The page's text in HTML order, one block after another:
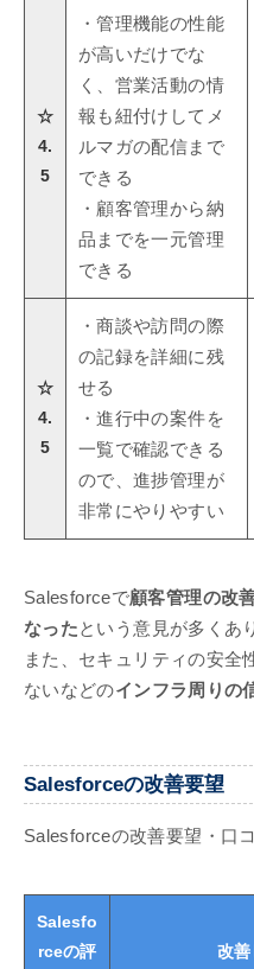
☆
4.
5
・管理機能の性能
が高いだけでな
く、営業活動の情
報も紐付けしてメ
ルマガの配信まで
できる
・顧客管理から納
品までを一元管理
できる
☆
4.
5
・商談や訪問の際
の記録を詳細に残
せる
・進行中の案件を
一覧で確認できる
ので、進捗管理が
非常にやりやすい
Salesforceで顧客管理の改
なったという意見が多くあ
また、セキュリティの安全
ないなどのインフラ周りの
Salesforceの改善要望
Salesforceの改善要望・口
Salesfo
rceの評
改善